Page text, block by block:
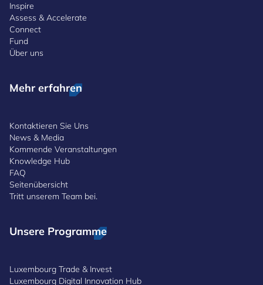
Inspire
Assess & Accelerate
Connect
Fund
Über uns
Mehr erfahren
Kontaktieren Sie Uns
News & Media
Kommende Veranstaltungen
Knowledge Hub
FAQ
Seitenübersicht
Tritt unserem Team bei.
Unsere Programme
Luxembourg Trade & Invest
Luxembourg Digital Innovation Hub